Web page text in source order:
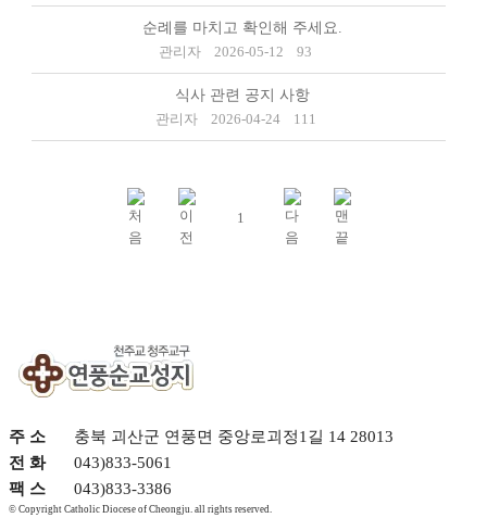
순례를 마치고 확인해 주세요.
관리자
2026-05-12 93
식사 관련 공지 사항
관리자
2026-04-24 111
1
주 소
충북 괴산군 연풍면 중앙로괴정1길 14 28013
전 화
043)833-5061
팩 스
043)833-3386
© Copyright Catholic Diocese of Cheongju. all rights reserved.